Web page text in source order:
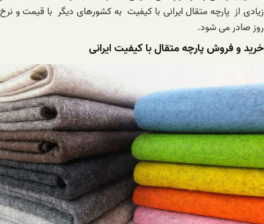
زیادی از پارچه متقال ایرانی با کیفیت به کشورهای دیگر با قیمت و نرخ
روز صادر می شود.
خرید و فروش پارچه متقال با کیفیت ایرانی